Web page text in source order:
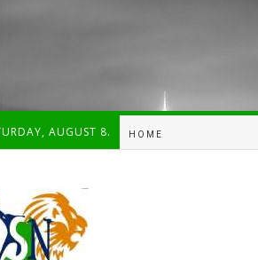
AUGUST 8. HOME